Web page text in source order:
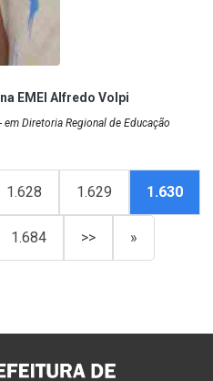
EMEI Alfredo Volpi
Diretoria Regional de Educação
1.628 1.629 1.630
1.684 >> »